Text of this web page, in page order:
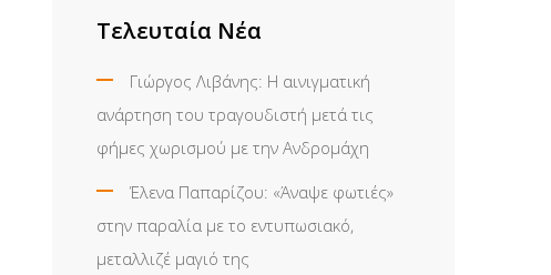
Τελευταία Νέα
Γιώργος Λιβάνης: Η αινιγματική
ανάρτηση του τραγουδιστή μετά τις
φήμες χωρισμού με την Ανδρομάχη
Έλενα Παπαρίζου: «Άναψε φωτιές»
στην παραλία με το εντυπωσιακό,
μεταλλιζέ μαγιό της